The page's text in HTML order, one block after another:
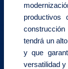
productivos
tendrá un
y que
versatilidad y